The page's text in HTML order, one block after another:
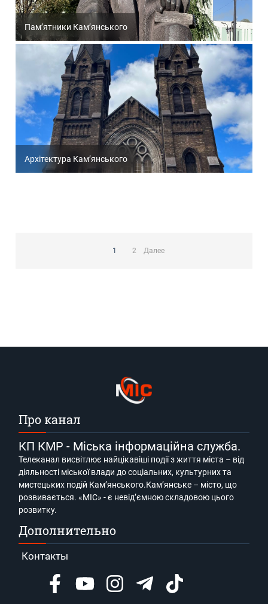
Пам’ятники Кам’янського
Архітектура Кам’янського
1 2 Далее
Про канал
КП КМР - Міська інформаційна служба.
Телеканал висвітлює найцікавіші події з життя міста – від
діяльності міської влади до соціальних, культурних та
мистецьких подій Кам’янського.Кам’янське – місто, що
розвивається. «МІС» - є невід’ємною складовою цього
розвитку.
Дополнительно
Контакты